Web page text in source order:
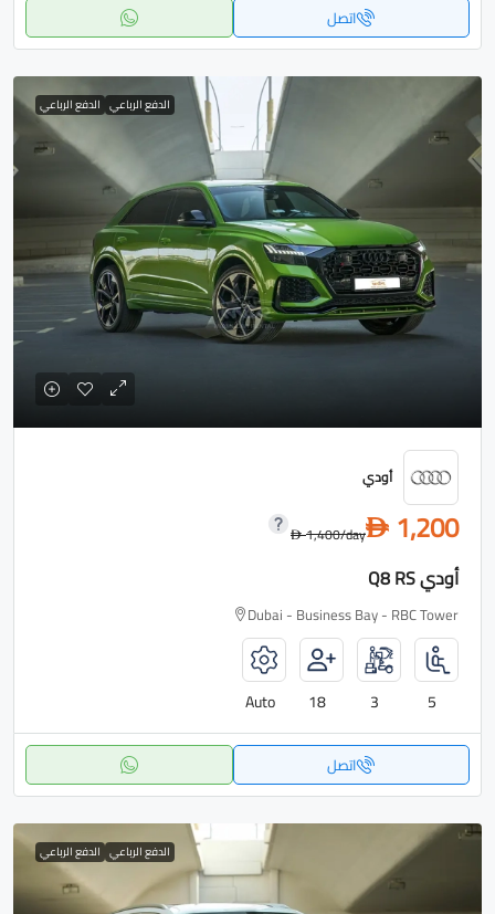
اتصل
الدفع الرباعي الدفع الرباعي
أودي
D 1,200
D1,400/day
أودي Q8 RS
Dubai - Business Bay - RBC Tower
5
3
18
Auto
اتصل
الدفع الرباعي الدفع الرباعي